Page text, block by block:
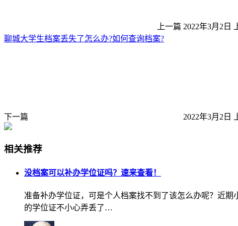
上一篇 2022年3月2日
聊城大学生档案丢失了怎么办?如何查询档案?
下一篇 2022年3月2日
相关推荐
没档案可以补办学位证吗？速来查看！
准备补办学位证，可是个人档案找不到了该怎么办呢？近
的学位证不小心弄丢了…